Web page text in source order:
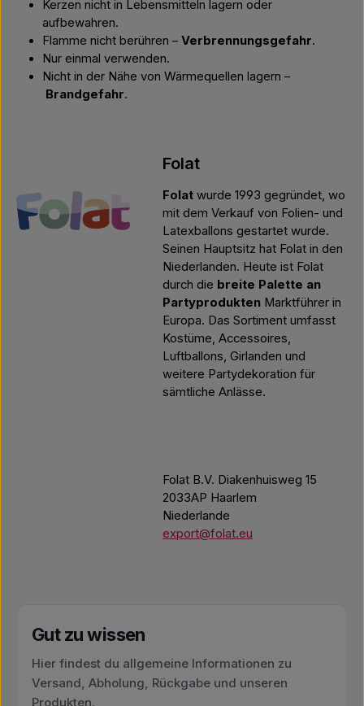
Kerzen nicht in Lebensmitteln lagern oder
aufbewahren.
Flamme nicht berühren – Verbrennungsgefahr.
Nur einmal verwenden.
Nicht in der Nähe von Wärmequellen lagern –
Brandgefahr.
Folat
Folat wurde 1993 gegründet, wo
mit dem Verkauf von Folien- und
Latexballons gestartet wurde.
Seinen Hauptsitz hat Folat in den
Niederlanden. Heute ist Folat
durch die breite Palette an
Partyprodukten Marktführer in
Europa. Das Sortiment umfasst
Kostüme, Accessoires,
Luftballons, Girlanden und
weitere Partydekoration für
sämtliche Anlässe.
Folat B.V. Diakenhuisweg 15
2033AP Haarlem
Niederlande
export@folat.eu
Gut zu wissen
Hier findest du allgemeine Informationen zu
Versand, Abholung, Rückgabe und unseren
Produkten.